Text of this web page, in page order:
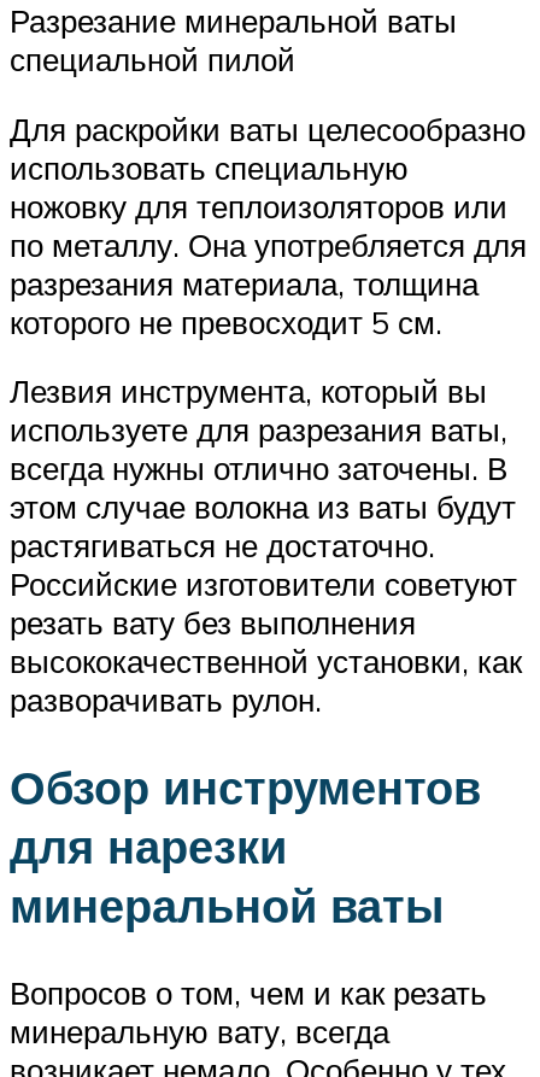
Разрезание минеральной ваты
специальной пилой
Для раскройки ваты целесообразно
использовать специальную
ножовку для теплоизоляторов или
по металлу. Она употребляется для
разрезания материала, толщина
которого не превосходит 5 см.
Лезвия инструмента, который вы
используете для разрезания ваты,
всегда нужны отлично заточены. В
этом случае волокна из ваты будут
растягиваться не достаточно.
Российские изготовители советуют
резать вату без выполнения
высококачественной установки, как
разворачивать рулон.
Обзор инструментов
для нарезки
минеральной ваты
Вопросов о том, чем и как резать
минеральную вату, всегда